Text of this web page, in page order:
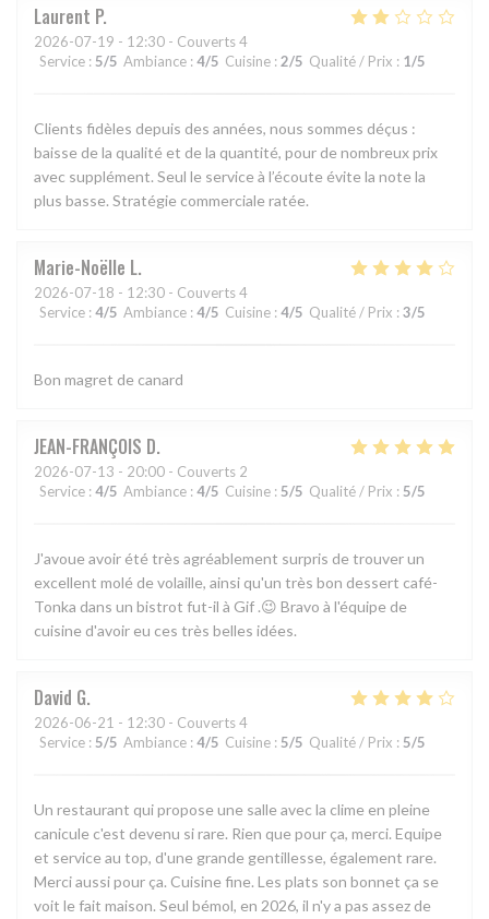
Laurent P
2026-07-19 - 12:30 - Couverts 4
Service : 5/5 Ambiance : 4/5 Cuisine : 2/5 Qualité / Prix : 1/5
Clients fidèles depuis des années, nous sommes déçus :
baisse de la qualité et de la quantité, pour de nombreux prix
avec supplément. Seul le service à l’écoute évite la note la
plus basse. Stratégie commerciale ratée.
Marie-Noëlle L
2026-07-18 - 12:30 - Couverts 4
Service : 4/5 Ambiance : 4/5 Cuisine : 4/5 Qualité / Prix : 3/5
Bon magret de canard
JEAN-FRANÇOIS D
2026-07-13 - 20:00 - Couverts 2
Service : 4/5 Ambiance : 4/5 Cuisine : 5/5 Qualité / Prix : 5/5
J'avoue avoir été très agréablement surpris de trouver un
excellent molé de volaille, ainsi qu'un très bon dessert café-
Tonka dans un bistrot fut-il à Gif .😉 Bravo à l'équipe de
cuisine d'avoir eu ces très belles idées.
David G
2026-06-21 - 12:30 - Couverts 4
Service : 5/5 Ambiance : 4/5 Cuisine : 5/5 Qualité / Prix : 5/5
Un restaurant qui propose une salle avec la clime en pleine
canicule c'est devenu si rare. Rien que pour ça, merci. Equipe
et service au top, d'une grande gentillesse, également rare.
Merci aussi pour ça. Cuisine fine. Les plats son bonnet ça se
voit le fait maison. Seul bémol, en 2026, il n'y a pas assez de